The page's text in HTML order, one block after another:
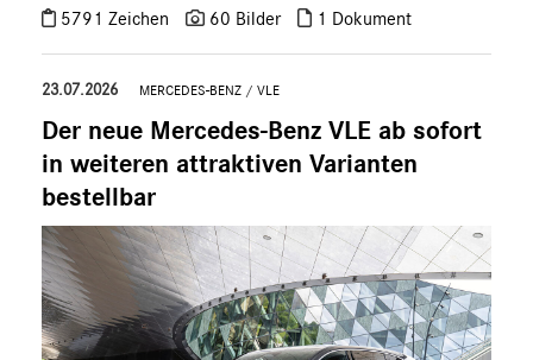
5791 Zeichen 60 Bilder 1 Dokument
23.07.2026 MERCEDES-BENZ / VLE
Der neue Mercedes-Benz VLE ab sofort
in weiteren attraktiven Varianten
bestellbar